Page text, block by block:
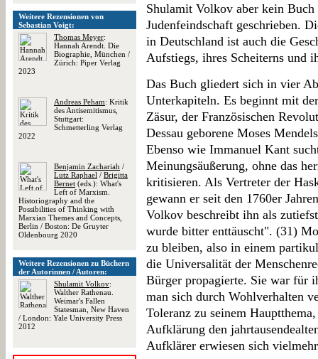
Weitere Rezensionen von
Sebastian Voigt:
Thomas Meyer:
Hannah Arendt. Die
Biographie, München /
Zürich: Piper Verlag
2023
Andreas Peham: Kritik
des Antisemitismus,
Stuttgart:
Schmetterling Verlag
2022
Benjamin Zachariah /
Lutz Raphael / Brigitta
Bernet (eds.): What's
Left of Marxism.
Historiography and the
Possibilities of Thinking with
Marxian Themes and Concepts,
Berlin / Boston: De Gruyter
Oldenbourg 2020
Weitere Rezensionen zu Büchern
der Autorinnen / Autoren:
Shulamit Volkov:
Walther Rathenau.
Weimar's Fallen
Statesman, New Haven
/ London: Yale University Press
2012
Shulamit Volkov aber kein Buch
Judenfeindschaft geschrieben.
in Deutschland ist auch die
Aufstiegs, ihres Scheiterns und
Das Buch gliedert sich in vier
Unterkapiteln. Es beginnt mit
Zäsur, der Französischen
Dessau geborene Moses
Ebenso wie Immanuel Kant
Meinungsäußerung, ohne das
kritisieren. Als Vertreter der
gewann er seit den 1760er
Volkov beschreibt ihn als
wurde bitter enttäuscht". (31)
zu bleiben, also in einem
die Universalität der
Bürger propagierte. Sie war für
man sich durch Wohlverhalten
Toleranz zu seinem
Aufklärung den
Aufklärer erwiesen sich